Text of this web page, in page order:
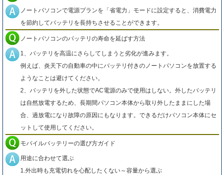
ノートパソコンで電源プランを「省電力」モードに設定すると、消費電力
を節約してバッテリを長持ちさせることができます。
ノートパソコンのバッテリの寿命を延ばす方法
1、バッテリを高温にさらしてしまうと劣化が進みます。
例えば、炎天下の自動車の中にバッテリ付きのノートパソコンを放置する
ようなことは避けてください。
2、バッテリを外した状態でAC電源のみで使用はしない。外したバッテリ
は自然放電するため、長期間パソコン本体から取り外したままにした場
合、過放電になり故障の原因にもなります。できるだけパソコン本体にセ
ットして使用してください。
モバイルバッテリーの選び方ガイド
用途に合わせて選ぶ
1.外出時も充電切れを心配したくない～容量から選ぶ